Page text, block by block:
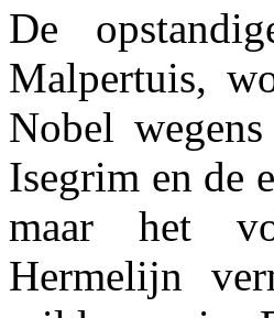
De
Malpertuis,
Nobel
Isegrim en de
maar het
Hermelijn